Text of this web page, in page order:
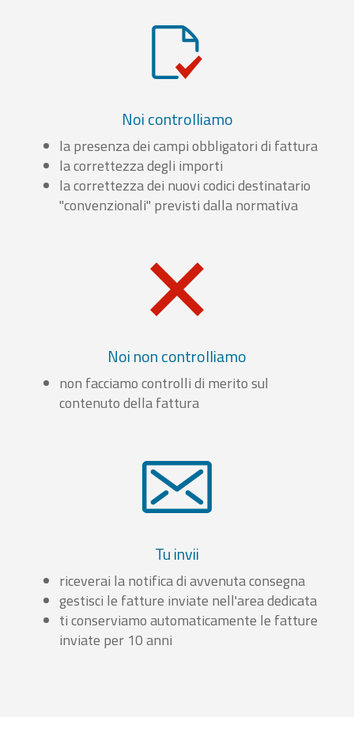
Noi controlliamo
la presenza dei campi obbligatori di fattura
la correttezza degli importi
la correttezza dei nuovi codici destinatario
"convenzionali" previsti dalla normativa
Noi non controlliamo
non facciamo controlli di merito sul
contenuto della fattura
Tu invii
riceverai la notifica di avvenuta consegna
gestisci le fatture inviate nell'area dedicata
ti conserviamo automaticamente le fatture
inviate per 10 anni